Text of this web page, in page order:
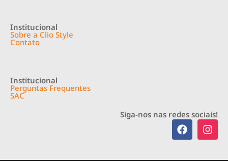
Institucional
Sobre a Clio Style
Contato
Institucional
Perguntas Frequentes
SAC
Siga-nos nas redes sociais!